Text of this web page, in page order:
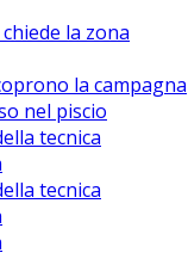
la zona
la campagna
nel piscio
tecnica
tecnica